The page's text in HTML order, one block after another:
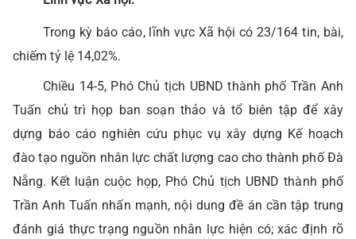
Trong kỳ báo cáo, lĩnh vực Xã hội có 23/164 tin, bài,
chiếm tỷ lệ 14,02%.
Chiều 14-5, Phó Chủ tịch UBND thành phố Trần Anh
Tuấn chủ trì họp ban soạn thảo và tổ biên tập để xây
dựng báo cáo nghiên cứu phục vụ xây dựng Kế hoạch
đào tạo nguồn nhân lực chất lượng cao cho thành phố Đà
Nẵng. Kết luận cuộc họp, Phó Chủ tịch UBND thành phố
Trần Anh Tuấn nhấn mạnh, nội dung đề án cần tập trung
đánh giá thực trạng nguồn nhân lực hiện có; xác định rõ